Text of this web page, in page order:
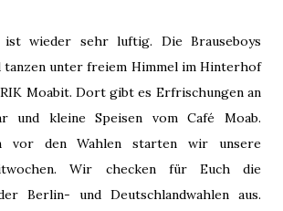
ist wieder sehr luftig. Die Brauseboys
tanzen unter freiem Himmel im Hinterhof
Moabit. Dort gibt es Erfrischungen an
und kleine Speisen vom Café Moab.
vor den Wahlen starten wir unsere
Wir checken für Euch die
Berlin- und Deutschlandwahlen aus.